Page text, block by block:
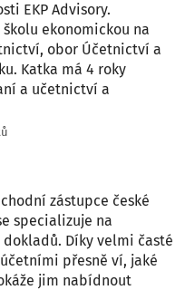
EKP Advisory.
ekonomickou na
obor Účetnictví a
Katka má 4 roky
a učetnictví a
zástupce české
specializuje na
Díky velmi časté
přesně ví, jaké
jim nabídnout